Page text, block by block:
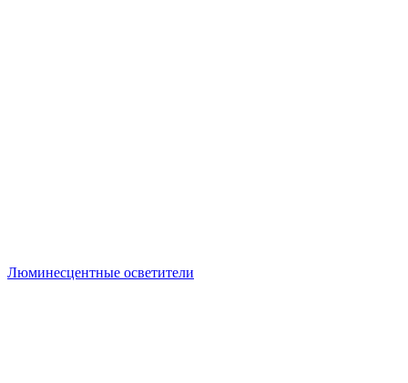
Люминесцентные осветители